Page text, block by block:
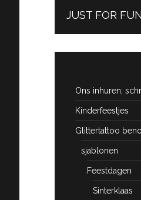
PREVIOUS
JUST FOR
Ons inhuren;
Kinderfeestjes
Glittertattoo
sjablonen
Feestdagen
Sinterklaas